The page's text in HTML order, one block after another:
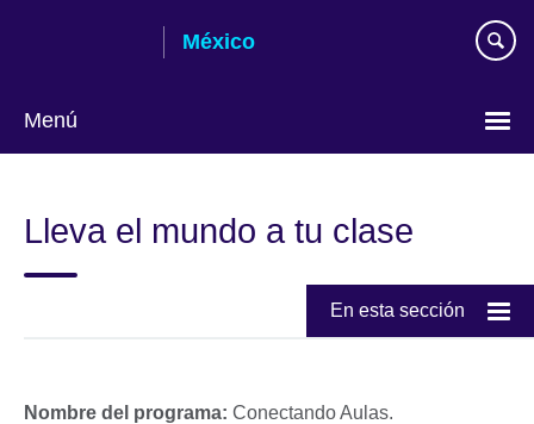
México
Menú
language
Lleva el mundo a tu clase
En esta sección
Nombre del programa: Conectando Aulas.